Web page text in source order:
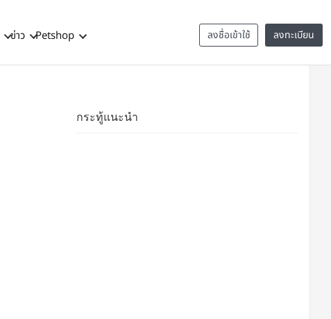
ลงชื่อเข้าใช้ ลงทะเบียน
ข่าว Petshop
กระทู้แนะนำ